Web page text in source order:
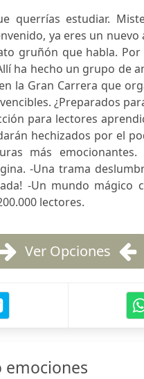
querrías estudiar.
ya eres un
gruñón que habla.
ha hecho un grupo de
la Gran Carrera que
¿Preparados
para lectores
hechizados por el
más
-Una trama
-Un mundo mágico
lectores.
Ver Opciones
emociones